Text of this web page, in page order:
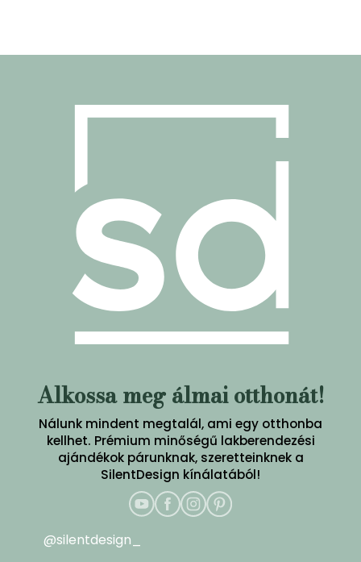
Alkossa meg álmai otthonát!
Nálunk mindent megtalál, ami egy otthonba
kellhet. Prémium minőségű lakberendezési
ajándékok párunknak, szeretteinknek a
SilentDesign kínálatából!
@silentdesign_